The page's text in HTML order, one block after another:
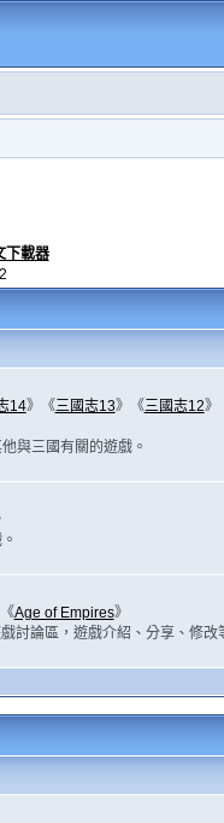
下載器
14》《三國志13》《三國志12》
與三國有關的遊戲。
Age of Empires》
討論區，遊戲介紹、分享、修改